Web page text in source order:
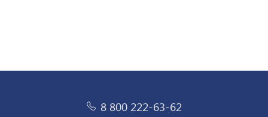
8 800 222-63-62